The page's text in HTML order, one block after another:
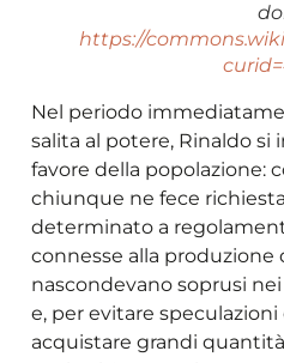
https://
Nel periodo
salita al potere, Rinaldo si
favore della popolazione:
chiunque ne fece
determinato a
connesse alla produzione
nascondevano soprusi
e, per evitare
acquistare grandi